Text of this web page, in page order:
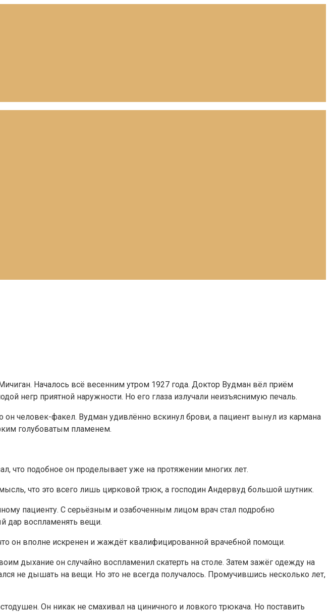
Началось всё весенним утром 1927 года. Доктор Вудман вёл приём
негр приятной наружности. Но его глаза излучали неизъяснимую печаль.
человек-факел. Вудман удивлённо вскинул брови, а пациент вынул из кармана
голубоватым пламенем.
что подобное он проделывает уже на протяжении многих лет.
что это всего лишь цирковой трюк, а господин Андервуд большой шутник.
пациенту. С серьёзным и озабоченным лицом врач стал подробно
дар воспламенять вещи.
он вполне искренен и жаждёт квалифицированной врачебной помощи.
дыхание он случайно воспламенил скатерть на столе. Затем зажёг одежду на
не дышать на вещи. Но это не всегда получалось. Промучившись несколько лет,
Он никак не смахивал на циничного и ловкого трюкача. Но поставить